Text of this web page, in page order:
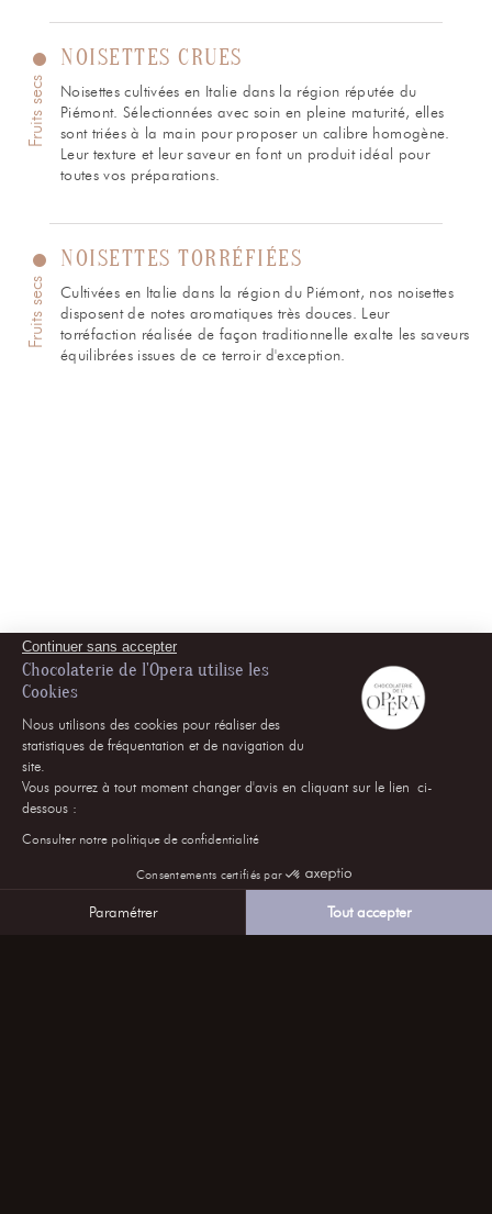
Continuer sans accepter
Chocolaterie de l'Opera utilise les
Cookies
Nous utilisons des cookies pour réaliser des
statistiques de fréquentation et de navigation du
site.
Vous pourrez à tout moment changer d'avis en cliquant sur le lien ci-
dessous :
Consulter notre politique de confidentialité
Consentements certifiés par
Paramétrer Tout accepter
Fruits secs
NOISETTES CRUES
Noisettes cultivées en Italie dans la région réputée du
Piémont. Sélectionnées avec soin en pleine maturité, elles
sont triées à la main pour proposer un calibre homogène.
Leur texture et leur saveur en font un produit idéal pour
toutes vos préparations.
Fruits secs
NOISETTES TORRÉFIÉES
Cultivées en Italie dans la région du Piémont, nos noisettes
disposent de notes aromatiques très douces. Leur
torréfaction réalisée de façon traditionnelle exalte les saveurs
équilibrées issues de ce terroir d'exception.